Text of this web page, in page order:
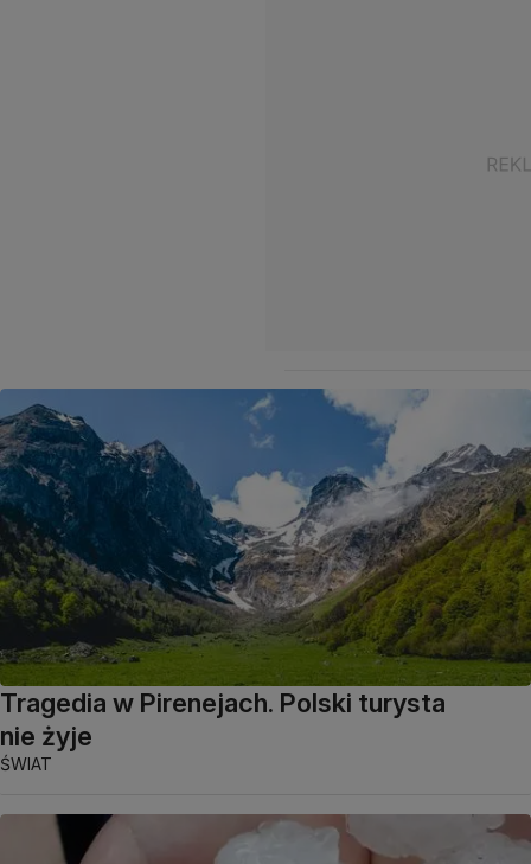
Tragedia w Pirenejach. Polski turysta
nie żyje
ŚWIAT